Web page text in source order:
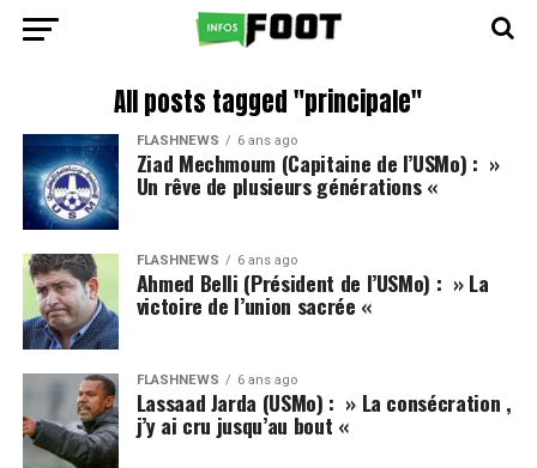
All posts tagged "principale"
FLASHNEWS 6 ans ago
Ziad Mechmoum (Capitaine de l’USMo) : »
Un rêve de plusieurs générations «
FLASHNEWS 6 ans ago
Ahmed Belli (Président de l’USMo) : » La
victoire de l’union sacrée «
FLASHNEWS 6 ans ago
Lassaad Jarda (USMo) : » La consécration ,
j’y ai cru jusqu’au bout «